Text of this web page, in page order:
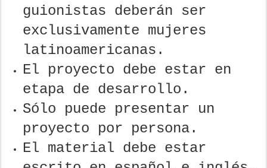
guionistas deberán ser
exclusivamente mujeres
latinoamericanas.
El proyecto debe estar en
etapa de desarrollo.
Sólo puede presentar un
proyecto por persona.
El material debe estar